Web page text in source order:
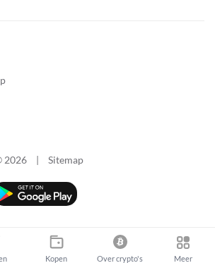
2026 | Sitemap
Kopen Over crypto's Meer